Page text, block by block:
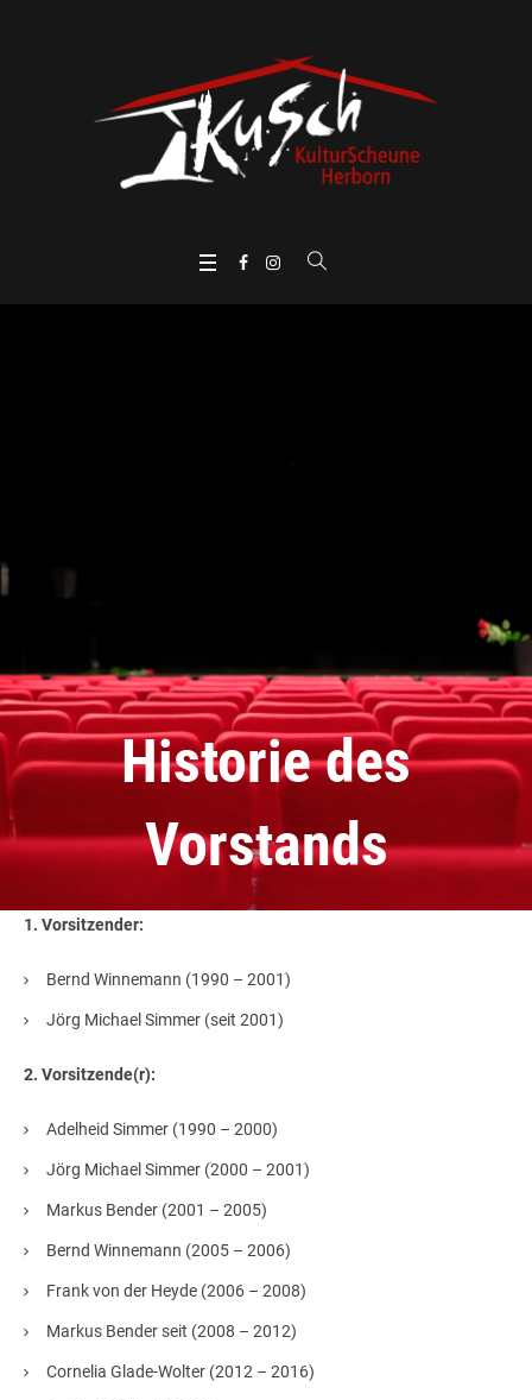
Historie des
Vorstands
1. Vorsitzender:
Bernd Winnemann (1990 – 2001)
Jörg Michael Simmer (seit 2001)
2. Vorsitzende(r):
Adelheid Simmer (1990 – 2000)
Jörg Michael Simmer (2000 – 2001)
Markus Bender (2001 – 2005)
Bernd Winnemann (2005 – 2006)
Frank von der Heyde (2006 – 2008)
Markus Bender seit (2008 – 2012)
Cornelia Glade-Wolter (2012 – 2016)